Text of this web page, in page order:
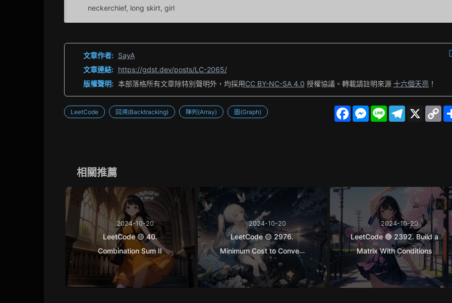
neckerchief, long skirt, girl
文章作者: SayA
文章連結: https://gdst.dev/posts/LC-2065/
版權聲明: 本部落格所有文章除特別聲明外，均採用CC BY-NC-SA 4.0 授權協議。轉載請註明來源 十六個天亮！
LeetCode 回溯(Backtracking) 陣列(Array) 圖(Graph)
F
M
L
T
X
C
相關推薦
2024-10-20
LeetCode 🟡 40.
Combination Sum II
2024-10-20
LeetCode 🟡 2976.
Minimum Cost to Convert
String I
2024-10-20
LeetCode 🔴 2392. Build a
Matrix With Conditions